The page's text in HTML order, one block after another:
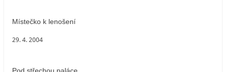
Místečko k lenošení
29. 4. 2004
Pod střechou paláce